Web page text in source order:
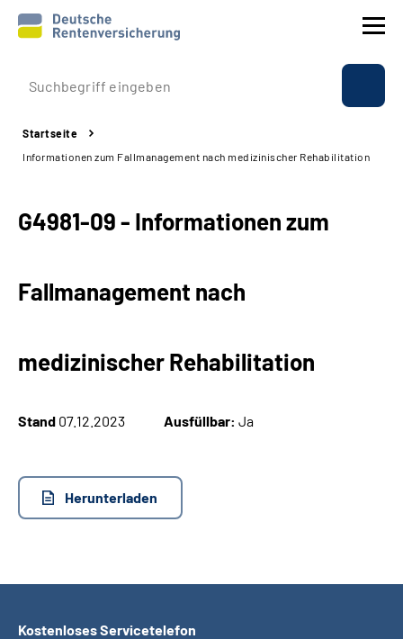
Prävention
Reha
Experten
Language
Leichte Sprache
Startseite
Informationen zum Fallmanagement nach medizinischer Rehabilitation
G4981-09 - Informationen zum
Fallmanagement nach
medizinischer Rehabilitation
Stand 07.12.2023 Ausfüllbar: Ja
Herunterladen
Kostenloses Servicetelefon